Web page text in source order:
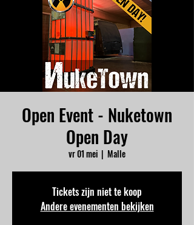
Open Event - Nuketown
Open Day
vr 01 mei
  |
Malle
Tickets zijn niet te koop
Andere evenementen bekijken